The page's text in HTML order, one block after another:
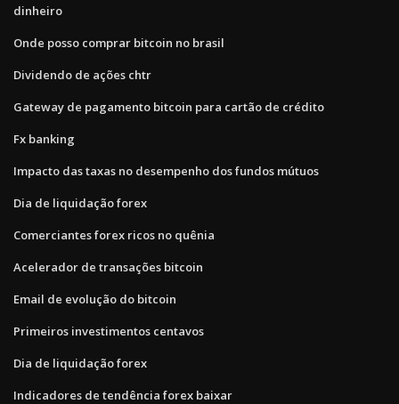
dinheiro
Onde posso comprar bitcoin no brasil
Dividendo de ações chtr
Gateway de pagamento bitcoin para cartão de crédito
Fx banking
Impacto das taxas no desempenho dos fundos mútuos
Dia de liquidação forex
Comerciantes forex ricos no quênia
Acelerador de transações bitcoin
Email de evolução do bitcoin
Primeiros investimentos centavos
Dia de liquidação forex
Indicadores de tendência forex baixar